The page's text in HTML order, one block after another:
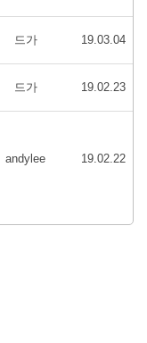
드가 19.03.04
드가 19.02.23
andylee 19.02.22